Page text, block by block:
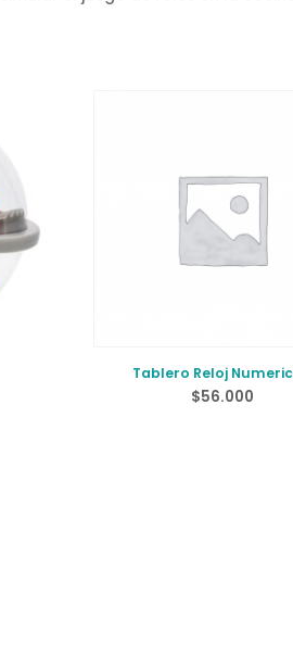
Tablero Reloj
$56.000